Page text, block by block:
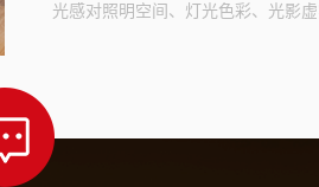
光感对照明空间、灯光色彩、光影